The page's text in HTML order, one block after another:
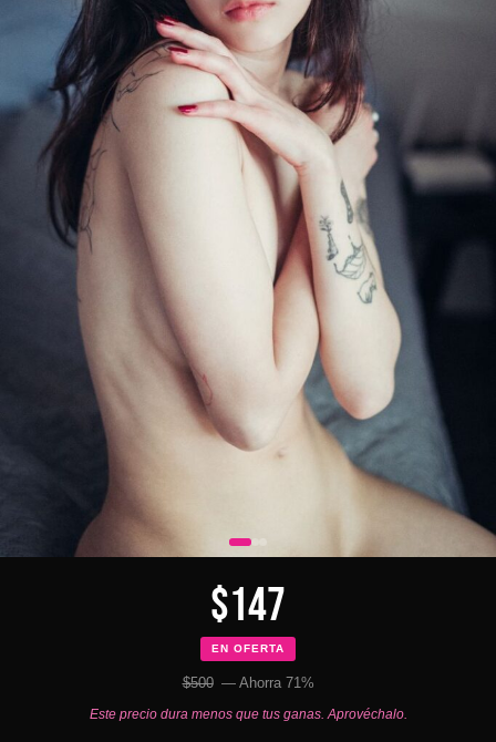
$147
EN OFERTA
$500 — Ahorra 71%
Este precio dura menos que tus ganas. Aprovéchalo.